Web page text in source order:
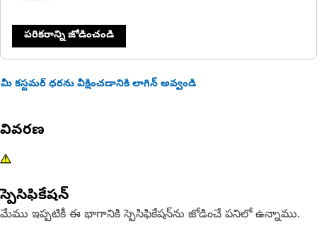
పరికరాన్ని జోడించండి
మీ కస్టమర్ ధరను వీక్షించడానికి లాగిన్ అవ్వండి
వివరణ
స్పెసిఫికేషన్
మేము ఇప్పటికీ ఈ భాగానికి స్పెసిఫికేషన్‌ను జోడించే పనిలో ఉన్నాము.